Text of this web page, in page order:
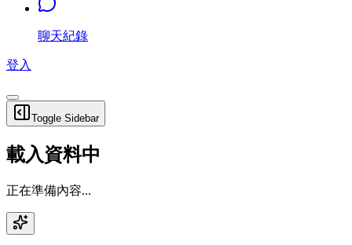
聊天紀錄
登入
Toggle Sidebar
載入資料中
正在準備內容...